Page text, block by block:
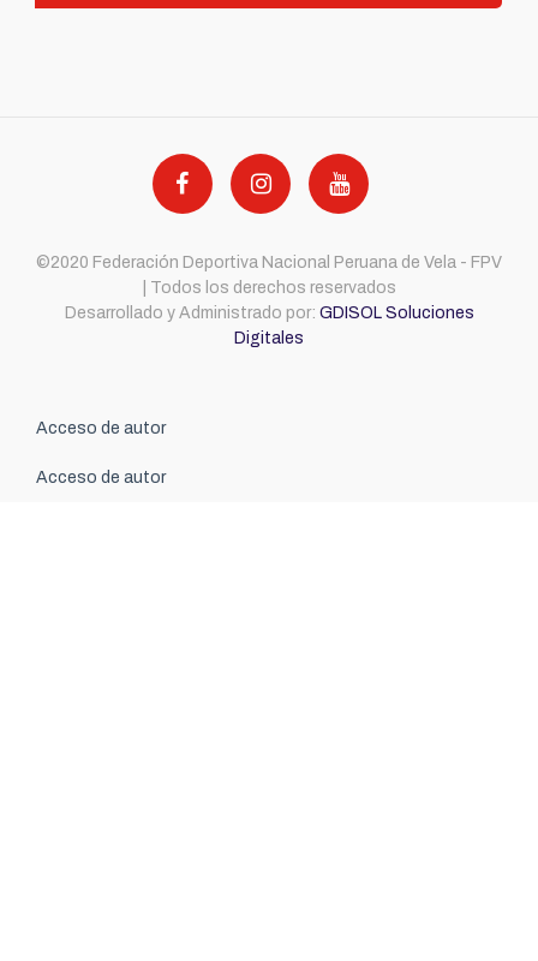
©2020 Federación Deportiva Nacional Peruana de Vela - FPV
| Todos los derechos reservados
Desarrollado y Administrado por: GDISOL Soluciones
Digitales
Acceso de autor
Acceso de autor